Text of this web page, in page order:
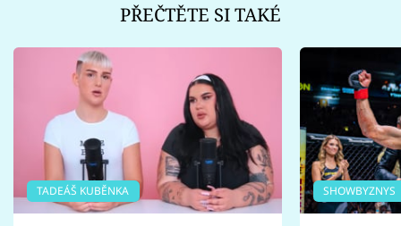
PŘEČTĚTE SI TAKÉ
TADEÁŠ KUBĚNKA SHOWBYZNYS